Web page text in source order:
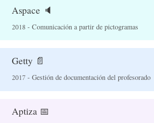
Aspace 🔈
2018 - Comunicación a partir de pictogramas
Getty 📄
2017 - Gestión de documentación del profesorado
Aptiza 📅